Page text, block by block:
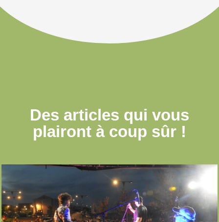
Des articles qui vous
plairont à coup sûr !